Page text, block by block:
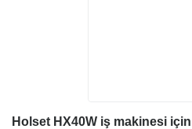
Holset HX40W iş makinesi